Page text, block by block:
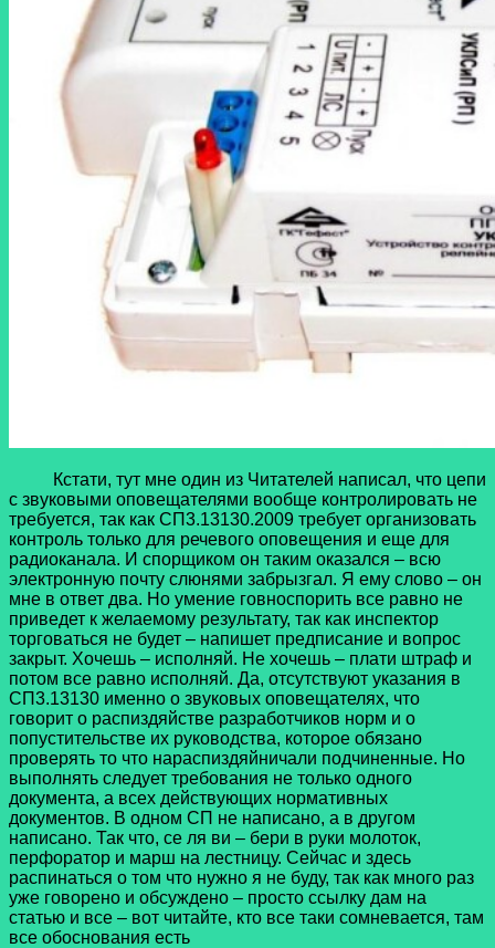
Кстати, тут мне один из Читателей написал, что цепи
с звуковыми оповещателями вообще контролировать не
требуется, так как СП3.13130.2009 требует организовать
контроль только для речевого оповещения и еще для
радиоканала. И спорщиком он таким оказался – всю
электронную почту слюнями забрызгал. Я ему слово – он
мне в ответ два. Но умение говноспорить все равно не
приведет к желаемому результату, так как инспектор
торговаться не будет – напишет предписание и вопрос
закрыт. Хочешь – исполняй. Не хочешь – плати штраф и
потом все равно исполняй. Да, отсутствуют указания в
СП3.13130 именно о звуковых оповещателях, что
говорит о распиздяйстве разработчиков норм и о
попустительстве их руководства, которое обязано
проверять то что нараспиздяйничали подчиненные. Но
выполнять следует требования не только одного
документа, а всех действующих нормативных
документов. В одном СП не написано, а в другом
написано. Так что, се ля ви – бери в руки молоток,
перфоратор и марш на лестницу. Сейчас и здесь
распинаться о том что нужно я не буду, так как много раз
уже говорено и обсуждено – просто ссылку дам на
статью и все – вот читайте, кто все таки сомневается, там
все обоснования есть